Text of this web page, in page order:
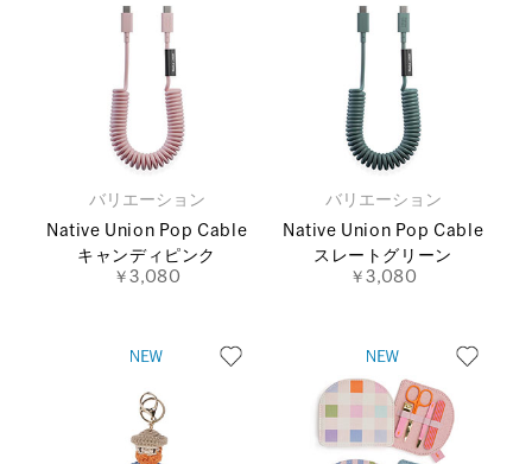
バリエーション
Native Union Pop Cable
キャンディピンク
￥3,080
バリエーション
Native Union Pop Cable
スレートグリーン
￥3,080